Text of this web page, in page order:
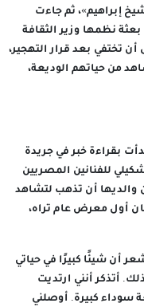
إبراهيم»، ثم جاءت
نظمها وزير الثقافة
تختفي بعد قرار التهجير،
من حياتهم الوديعة،
بقراءة خبر في جريدة
للفنانين المصريين
أن تذهب لتشاهد
أول معرض عام تراه،
أن شيئًا كبيرًا في حياتي
أتذكر أنني ارتديت
سوداء كبيرة. أوصلني